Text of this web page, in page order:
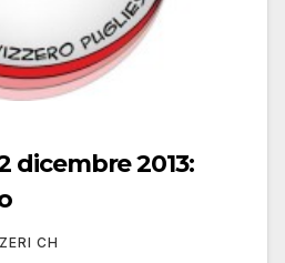
dicembre 2013:
CH